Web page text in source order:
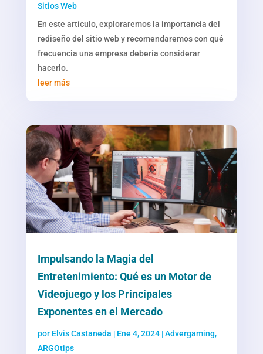
Sitios Web
En este artículo, exploraremos la importancia del
rediseño del sitio web y recomendaremos con qué
frecuencia una empresa debería considerar
hacerlo.
leer más
Impulsando la Magia del
Entretenimiento: Qué es un Motor de
Videojuego y los Principales
Exponentes en el Mercado
por Elvis Castaneda | Ene 4, 2024|Advergaming,
ARGOtips